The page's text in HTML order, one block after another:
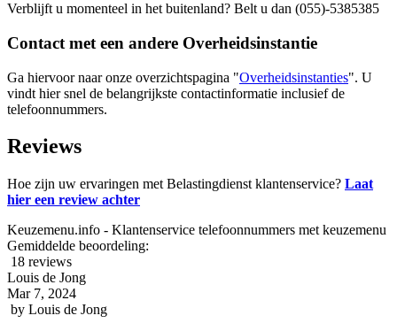
Verblijft u momenteel in het buitenland? Belt u dan (055)-5385385
Contact met een andere Overheidsinstantie
Ga hiervoor naar onze overzichtspagina "Overheidsinstanties". U
vindt hier snel de belangrijkste contactinformatie inclusief de
telefoonnummers.
Reviews
Hoe zijn uw ervaringen met Belastingdienst klantenservice? Laat
hier een review achter
Keuzemenu.info - Klantenservice telefoonnummers met keuzemenu
Gemiddelde beoordeling:
18 reviews
Louis de Jong
Mar 7, 2024
by Louis de Jong